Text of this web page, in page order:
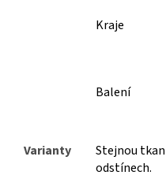
Kraje
Balení
Varianty
Stejnou
odstínech.